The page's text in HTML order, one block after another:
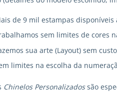
de 9 mil estampas disponíveis
sem limites de cores
sua arte (Layout) sem
limites na escolha da
Chinelos Personalizadossão